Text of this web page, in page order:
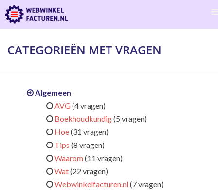
CATEGORIEËN MET VRAGEN
Algemeen
AVG(4 vragen)
Boekhoudkundig(5 vragen)
Hoe(31 vragen)
Tips (8 vragen)
Waarom(11 vragen)
Wat(22 vragen)
Webwinkelfacturen.nl(7 vragen)